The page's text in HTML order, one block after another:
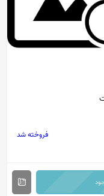
فروخته شد